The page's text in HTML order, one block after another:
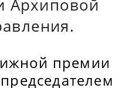
Архиповой
премии